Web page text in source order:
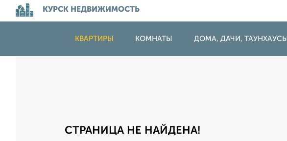
КУРСК НЕДВИЖИМОСТЬ
КВАРТИРЫ КОМНАТЫ ДОМА, ДАЧИ, ТАУНХАУСЫ
СТРАНИЦА НЕ НАЙДЕНА!